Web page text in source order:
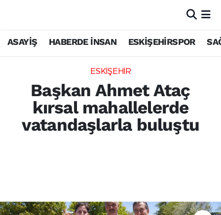
ESKİŞEHİR
Başkan Ahmet Ataç
kırsal mahallelerde
vatandaşlarla buluştu